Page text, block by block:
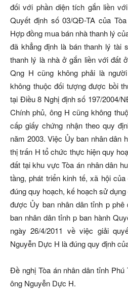
đối với phần diện tích gắn liền
Quyết định số 03/QĐ-TA của
Hợp đồng mua bán nhà thanh lý
đã khẳng định là bán thanh lý tài
thanh lý là nhà ở gắn liền với đất
Qng H cũng không phải là
không thuộc đối tượng được bồi
tại Điều 8 Nghị định số 197/2004/
Chính phủ, ông H cũng không
cấp giấy chứng nhận theo quy
năm 2003. Việc Ủy ban nhân dân
thị trấn H tổ chức thực hiện quy
đất tại khu vực Tòa án nhân dân
tầng, phát triển kinh tế, xã hội
đúng quy hoạch, kế hoạch sử
được Ủy ban nhân dân tỉnh p
ban nhân dân tỉnh p ban hành
ngày 26/4/2011 về việc giải
Nguyễn Dực H là đúng quy định
Đề nghị Tòa án nhân dân tỉnh
ông Nguyễn Dực H.